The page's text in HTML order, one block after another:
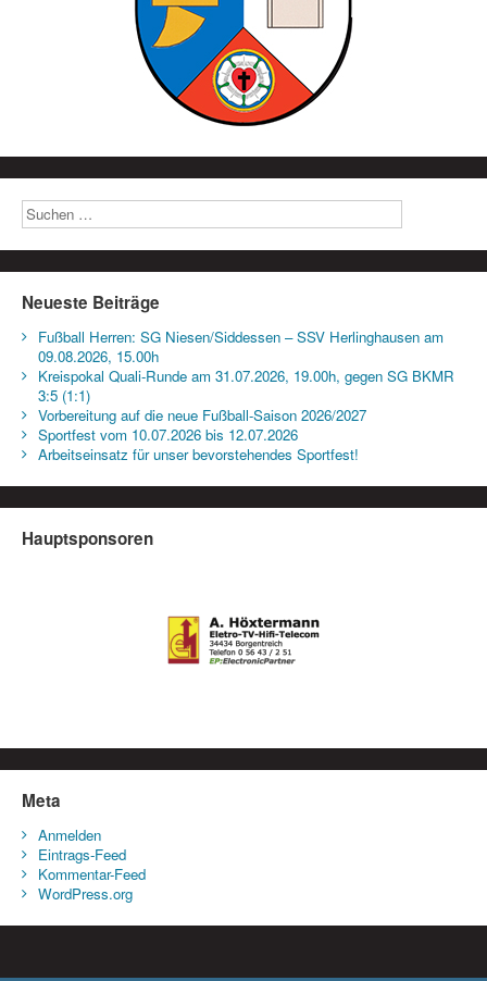
Neueste Beiträge
Fußball Herren: SG Niesen/Siddessen – SSV Herlinghausen am
09.08.2026, 15.00h
Kreispokal Quali-Runde am 31.07.2026, 19.00h, gegen SG BKMR
3:5 (1:1)
Vorbereitung auf die neue Fußball-Saison 2026/2027
Sportfest vom 10.07.2026 bis 12.07.2026
Arbeitseinsatz für unser bevorstehendes Sportfest!
Hauptsponsoren
Meta
Anmelden
Eintrags-Feed
Kommentar-Feed
WordPress.org